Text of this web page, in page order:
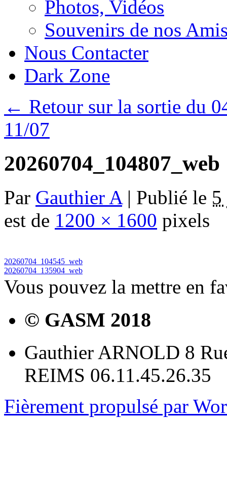
Photos, Vidéos
Souvenirs de nos
Nous Contacter
Dark Zone
← Retour sur la sortie du
11/07
20260704_104807_web
Par Gauthier A | Publié le
est de 1200 × 1600 pixels
20260704_104545_web
20260704_135904_web
Vous pouvez la mettre en
© GASM 2018
Gauthier ARNOLD 8
REIMS 06.11.45.26.35
Fièrement propulsé par